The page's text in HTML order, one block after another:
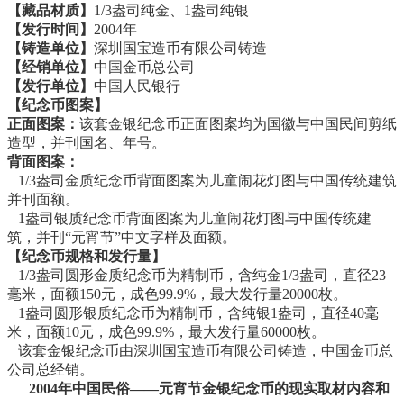
【藏品材质】 1/3盎司纯金、1盎司纯银
【发行时间】 2004年
【铸造单位】 深圳国宝造币有限公司铸造
【经销单位】 中国金币总公司
【发行单位】 中国人民银行
【纪念币图案】
正面图案： 该套金银纪念币正面图案均为国徽与中国民间剪纸
造型，并刊国名、年号。
背面图案：
1/3盎司金质纪念币背面图案为儿童闹花灯图与中国传统建筑
并刊面额。
1盎司银质纪念币背面图案为儿童闹花灯图与中国传统建
筑，并刊“元宵节”中文字样及面额。
【纪念币规格和发行量】
1/3盎司圆形金质纪念币为精制币，含纯金1/3盎司，直径23
毫米，面额150元，成色99.9%，最大发行量20000枚。
1盎司圆形银质纪念币为精制币，含纯银1盎司，直径40毫
米，面额10元，成色99.9%，最大发行量60000枚。
该套金银纪念币由深圳国宝造币有限公司铸造，中国金币总
公司总经销。
2004年中国民俗——元宵节金银纪念币的现实取材内容和